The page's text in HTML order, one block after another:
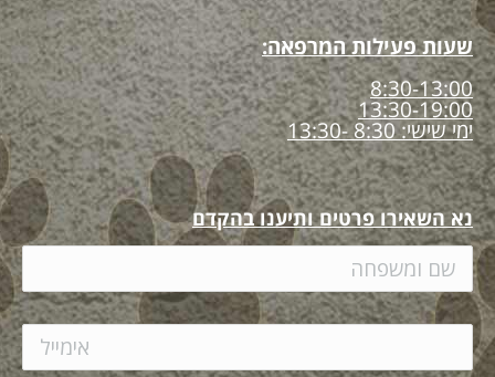
שעות פעילות המרפאה:
8:30-13:00
13:30-19:00
ימי שישי: 8:30 -13:30
נא השאירו פרטים ותיענו בהקדם